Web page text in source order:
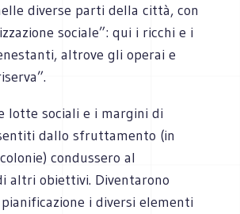
diverse parti della città, con
sociale”: qui i ricchi e i
altrove gli operai e
lotte sociali e i margini di
dallo sfruttamento (in
condussero al
altri obiettivi. Diventarono
i diversi elementi